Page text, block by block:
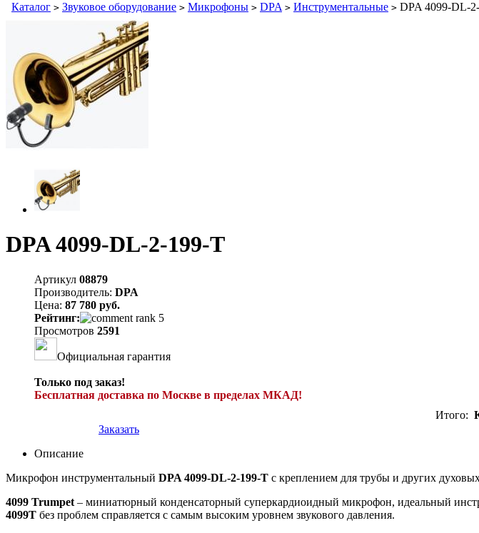
Каталог > Звуковое оборудование > Микрофоны > DPA > Инструментальные > DPA 4099-DL-
DPA 4099-DL-2-199-T
Артикул 08879
Производитель: DPA
Цена: 87 780 руб.
Рейтинг:
Просмотров 2591
Официальная гарантия
Только под заказ!
Бесплатная доставка по Москве в пределах МКАД!
Итого:
Заказать
Описание
Микрофон инструментальный DPA 4099-DL-2-199-T с креплением для трубы и других
4099 Trumpet – миниатюрный конденсаторный суперкардиоидный микрофон, идеальный
4099T без проблем справляется с самым высоким уровнем звукового давления.